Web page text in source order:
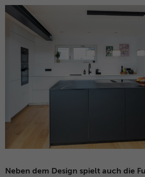
Neben dem Design spielt auch die